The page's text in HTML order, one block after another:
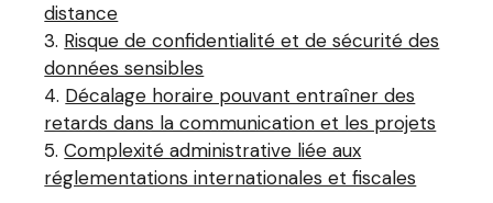
distance
Risque de confidentialité et de sécurité des
données sensibles
Décalage horaire pouvant entraîner des
retards dans la communication et les projets
Complexité administrative liée aux
réglementations internationales et fiscales